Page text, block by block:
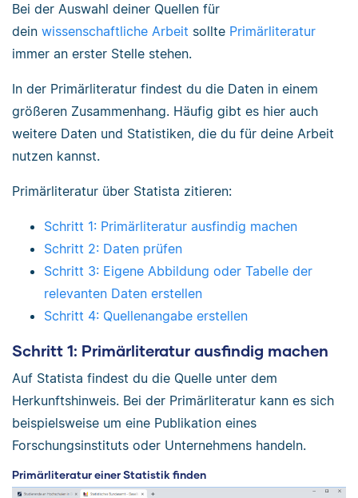
Bei der Auswahl deiner Quellen für
dein wissenschaftliche Arbeit sollte Primärliteratur
immer an erster Stelle stehen.
In der Primärliteratur findest du die Daten in einem
größeren Zusammenhang. Häufig gibt es hier auch
weitere Daten und Statistiken, die du für deine Arbeit
nutzen kannst.
Primärliteratur über Statista zitieren:
Schritt 1: Primärliteratur ausfindig machen
Schritt 2: Daten prüfen
Schritt 3: Eigene Abbildung oder Tabelle der
relevanten Daten erstellen
Schritt 4: Quellenangabe erstellen
Schritt 1: Primärliteratur ausfindig machen
Auf Statista findest du die Quelle unter dem
Herkunftshinweis. Bei der Primärliteratur kann es sich
beispielsweise um eine Publikation eines
Forschungsinstituts oder Unternehmens handeln.
Primärliteratur einer Statistik finden